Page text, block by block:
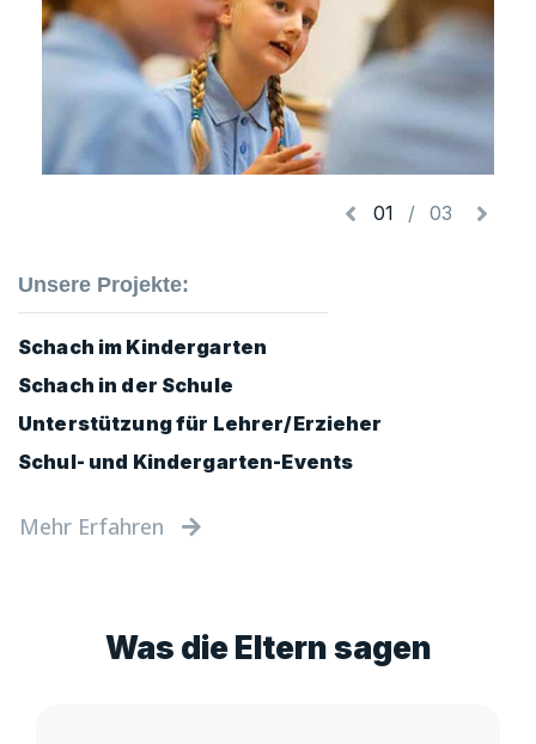
01 / 03
Unsere Projekte:
Schach im Kindergarten
Schach in der Schule
Unterstützung für Lehrer/Erzieher
Schul- und Kindergarten-Events
Mehr Erfahren
Was die Eltern sagen